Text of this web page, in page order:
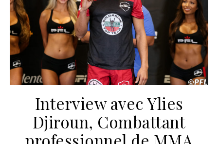
Interview avec Ylies
Djiroun, Combattant